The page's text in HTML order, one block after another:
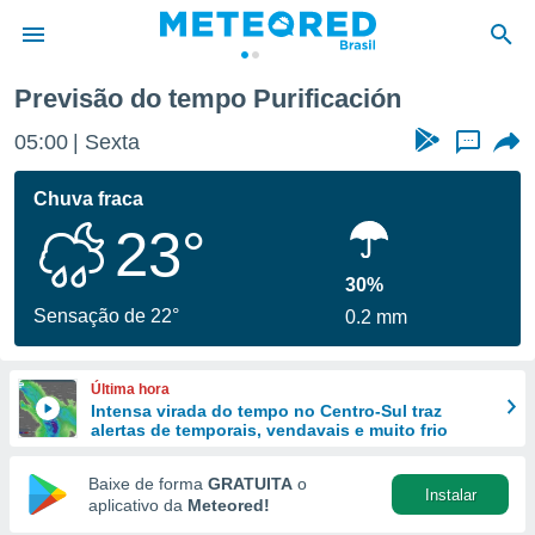
da
fornecidas
a este
das
e
forma
digital
Previsão do tempo Purificación
05:00 Sexta ...
Chuva fraca
23°
Sensação de 22°
30%
0.2 mm
Última hora
Intensa virada do tempo no Centro-Sul traz
alertas de temporais, vendavais e muito frio
Baixe de forma GRATUITA o
aplicativo da Meteored!
Instalar